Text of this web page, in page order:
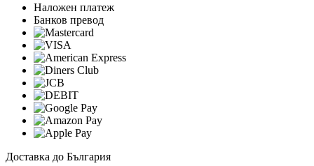
Наложен платеж
Банков превод
Доставка до България